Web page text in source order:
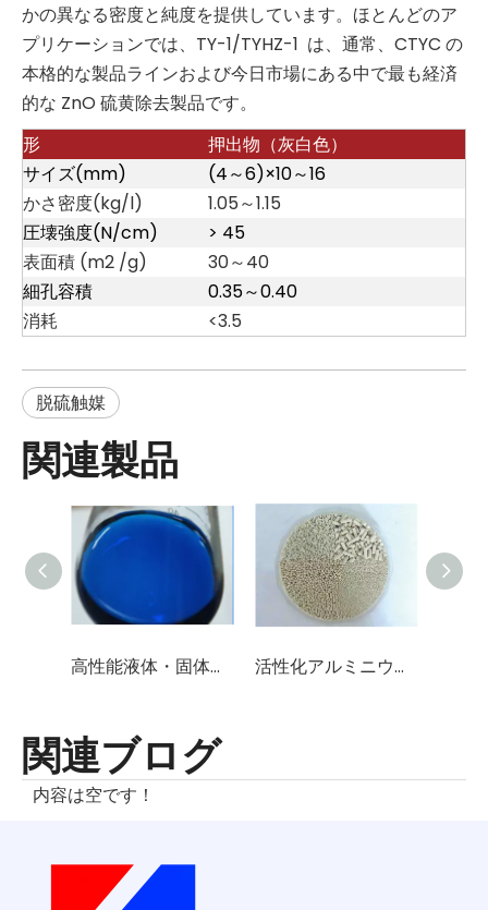
かの異なる密度と純度を提供しています。ほとんどのア
プリケーションでは、TY-1/TYHZ-1 は、通常、CTYC の
本格的な製品ラインおよび今日市場にある中で最も経済
的な ZnO 硫黄除去製品です。
形
押出物（灰白色）
サイズ(mm)
(4～6)×10～16
かさ密度(kg/l)
1.05～1.15
圧壊強度(N/cm)
> 45
表面積 (m2 /g)
30～40
細孔容積
0.35～0.40
消耗
<3.5
脱硫触媒
関連製品
高性能液体・固体脱硫触媒（スルホン化フタロシアニンコバルト） 活性化アルミニウム/酸化アルミニウム/触媒担体(Al2O3含有量96%-98%)
関連ブログ
内容は空です！